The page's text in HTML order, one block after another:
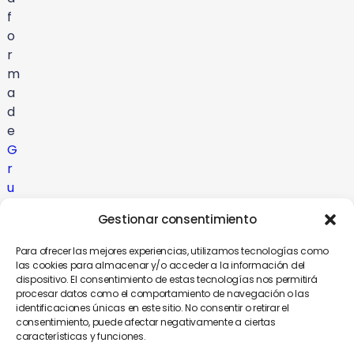
Gestionar consentimiento
Para ofrecer las mejores experiencias, utilizamos tecnologías como
las cookies para almacenar y/o acceder a la información del
dispositivo. El consentimiento de estas tecnologías nos permitirá
procesar datos como el comportamiento de navegación o las
identificaciones únicas en este sitio. No consentir o retirar el
consentimiento, puede afectar negativamente a ciertas
características y funciones.
f
o
r
m
a
d
e
G
r
u
C
m